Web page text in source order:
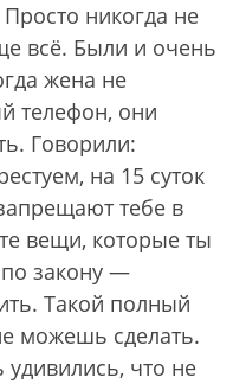
никогда не
всё. Были и очень
жена не
телефон, они
Говорили:
на 15 суток
тебе в
вещи, которые ты
закону —
Такой полный
можешь сделать.
что не